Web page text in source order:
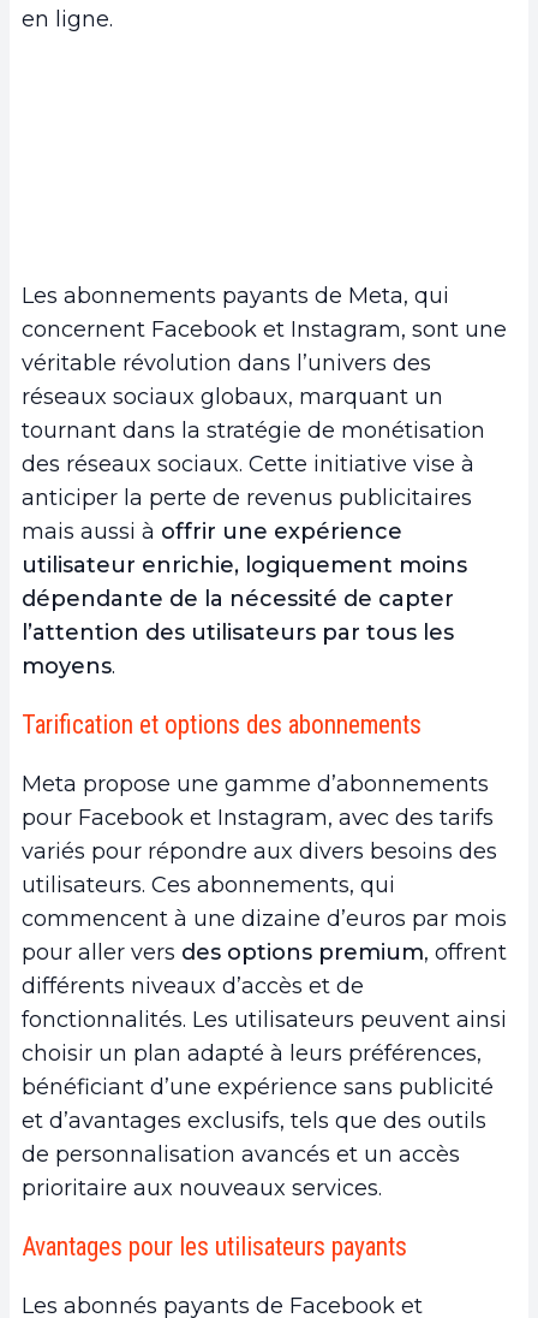
en ligne.
Les abonnements payants de Meta, qui
concernent Facebook et Instagram, sont une
véritable révolution dans l’univers des
réseaux sociaux globaux, marquant un
tournant dans la stratégie de monétisation
des réseaux sociaux. Cette initiative vise à
anticiper la perte de revenus publicitaires
mais aussi à offrir une expérience
utilisateur enrichie, logiquement moins
dépendante de la nécessité de capter
l’attention des utilisateurs par tous les
moyens.
Tarification et options des abonnements
Meta propose une gamme d’abonnements
pour Facebook et Instagram, avec des tarifs
variés pour répondre aux divers besoins des
utilisateurs. Ces abonnements, qui
commencent à une dizaine d’euros par mois
pour aller vers des options premium, offrent
différents niveaux d’accès et de
fonctionnalités. Les utilisateurs peuvent ainsi
choisir un plan adapté à leurs préférences,
bénéficiant d’une expérience sans publicité
et d’avantages exclusifs, tels que des outils
de personnalisation avancés et un accès
prioritaire aux nouveaux services.
Avantages pour les utilisateurs payants
Les abonnés payants de Facebook et